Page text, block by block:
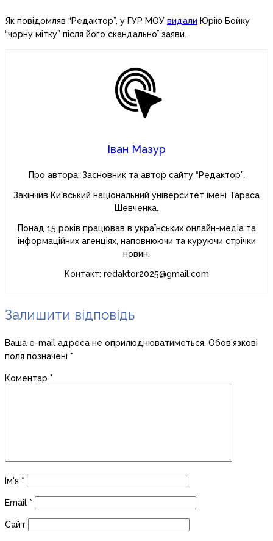
Як повідомляв “Редактор”, у ГУР МОУ видали Юрію Бойку
“чорну мітку” після його скандальної заяви.
Іван Мазур
Про автора: Засновник та автор сайту “Редактор”.
Закінчив Київський національний університет імені Тараса
Шевченка.
Понад 15 років працював в українських онлайн-медіа та
інформаційних агенціях, наповнюючи та куруючи стрічки
новин.
Контакт: redaktor2025@gmail.com
Залишити відповідь
Ваша e-mail адреса не оприлюднюватиметься. Обов’язкові
поля позначені *
Коментар *
Ім'я *
Email *
Сайт